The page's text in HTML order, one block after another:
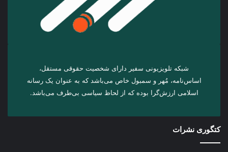
شبکه تلویزیونی سفیر دارای شخصیت حقوقی مستقل،
اساس‌نامه، مُهر و سمبول خاص می‌باشد که به عنوان یک رسانه
اسلامی ارزش‌گرا بوده که از لحاظ سیاسی بی‌طرف می‌باشد.
کتگوری نشرات